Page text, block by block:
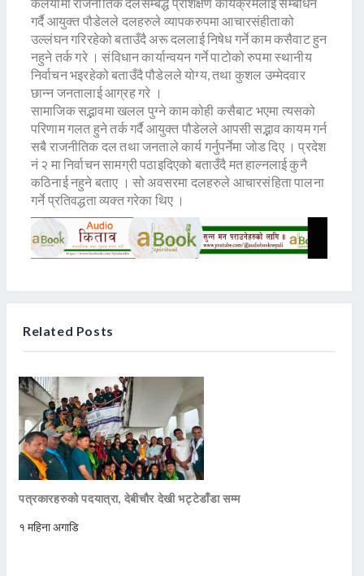
गर्दै आयुक्त पौडेलले दलहरुले व्यापकरुपमा आचारसंहीताको
उल्लंघन गरिरहेको बताउँदै अरू दललाई निषेध गर्ने काम कसैवाट हुन
नहुने तर्क गरे । संविधान कार्यान्वयन गर्ने पाटोको रुपमा स्थानीय
निर्वाचन भइरहेको बताउँदै पौडेलले योग्य, तथा कुशल उम्मेदवार
छान्न जनतालाई आग्रह गरे ।
सामाजिक सद्भावमा खलल पुग्ने काम कोही कसैबाट भएमा त्यसको
परिणाम गलत हुने तर्क गर्दै आयुक्त पौडेलले आपसी सद्भाव कायम गर्न
सबै राजनीतिक दल तथा जनताले कार्य गर्नुपर्नेमा जोड दिए । प्रदेश
नं २ मा निर्वाचन सामग्री पठाइदिएको बताउँदै मत हाल्नलाई कुनै
कठिनाई नहुने बताए । सो अवसरमा दलहरुले आचारसंहिता पालना
गर्ने प्रतिवद्धता व्यक्त गरेका थिए ।
Related Posts
पत्रकारहरुको पदयात्रा, देबीचौर देखी भट्टेडाँडा सम्म
१ महिना अगाडि